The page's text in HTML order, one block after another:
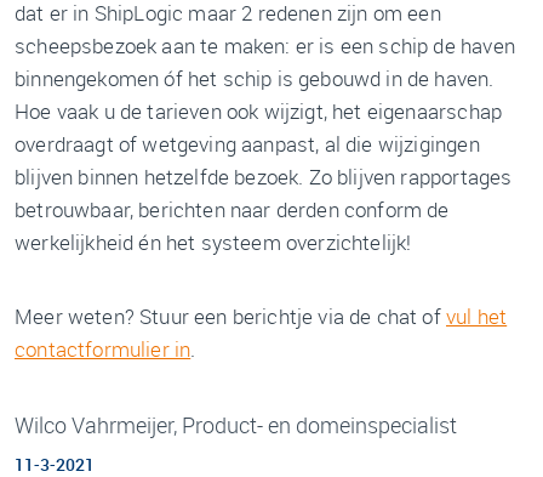
dat er in ShipLogic maar 2 redenen zijn om een
scheepsbezoek aan te maken: er is een schip de haven
binnengekomen óf het schip is gebouwd in de haven.
Hoe vaak u de tarieven ook wijzigt, het eigenaarschap
overdraagt of wetgeving aanpast, al die wijzigingen
blijven binnen hetzelfde bezoek. Zo blijven rapportages
betrouwbaar, berichten naar derden conform de
werkelijkheid én het systeem overzichtelijk!
Meer weten? Stuur een berichtje via de chat ofvul het
contactformulier in.
Wilco Vahrmeijer, Product- en domeinspecialist
11-3-2021